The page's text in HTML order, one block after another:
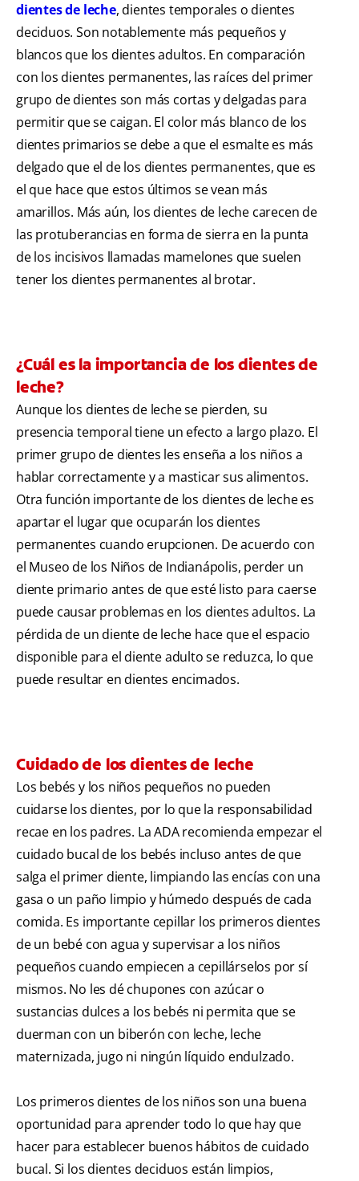
dientes de leche, dientes temporales o dientes
deciduos. Son notablemente más pequeños y
blancos que los dientes adultos. En comparación
con los dientes permanentes, las raíces del primer
grupo de dientes son más cortas y delgadas para
permitir que se caigan. El color más blanco de los
dientes primarios se debe a que el esmalte es más
delgado que el de los dientes permanentes, que es
el que hace que estos últimos se vean más
amarillos. Más aún, los dientes de leche carecen de
las protuberancias en forma de sierra en la punta
de los incisivos llamadas mamelones que suelen
tener los dientes permanentes al brotar.
¿Cuál es la importancia de los dientes de
leche?
Aunque los dientes de leche se pierden, su
presencia temporal tiene un efecto a largo plazo. El
primer grupo de dientes les enseña a los niños a
hablar correctamente y a masticar sus alimentos.
Otra función importante de los dientes de leche es
apartar el lugar que ocuparán los dientes
permanentes cuando erupcionen. De acuerdo con
el Museo de los Niños de Indianápolis, perder un
diente primario antes de que esté listo para caerse
puede causar problemas en los dientes adultos. La
pérdida de un diente de leche hace que el espacio
disponible para el diente adulto se reduzca, lo que
puede resultar en dientes encimados.
Cuidado de los dientes de leche
Los bebés y los niños pequeños no pueden
cuidarse los dientes, por lo que la responsabilidad
recae en los padres. La ADA recomienda empezar el
cuidado bucal de los bebés incluso antes de que
salga el primer diente, limpiando las encías con una
gasa o un paño limpio y húmedo después de cada
comida. Es importante cepillar los primeros dientes
de un bebé con agua y supervisar a los niños
pequeños cuando empiecen a cepillárselos por sí
mismos. No les dé chupones con azúcar o
sustancias dulces a los bebés ni permita que se
duerman con un biberón con leche, leche
maternizada, jugo ni ningún líquido endulzado.
Los primeros dientes de los niños son una buena
oportunidad para aprender todo lo que hay que
hacer para establecer buenos hábitos de cuidado
bucal. Si los dientes deciduos están limpios,